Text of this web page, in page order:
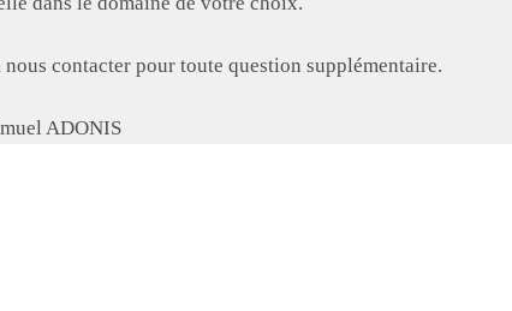
nous contacter pour toute question supplémentaire.
ADONIS